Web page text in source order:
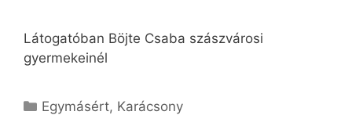
Látogatóban Böjte Csaba szászvárosi
gyermekeinél
Kategória
Egymásért, Karácsony